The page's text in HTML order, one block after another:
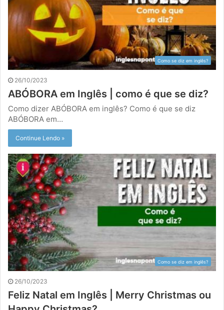
Como se diz em inglês?
26/10/2023
ABÓBORA em Inglês | como é que se diz?
Como dizer ABÓBORA em inglês? Como é que se diz
ABÓBORA em…
Continue Lendo »
Como se diz em inglês?
26/10/2023
Feliz Natal em Inglês | Merry Christmas ou